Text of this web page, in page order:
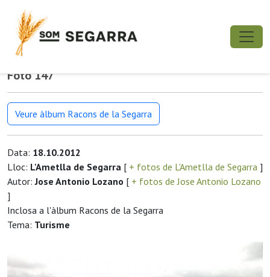
Foto 147
Veure àlbum Racons de la Segarra
Data: 18.10.2012
Lloc: L'Ametlla de Segarra [ + fotos de L'Ametlla de Segarra ]
Autor:Jose Antonio Lozano [ + fotos de Jose Antonio Lozano
]
Inclosa a l'àlbum Racons de la Segarra
Tema: Turisme